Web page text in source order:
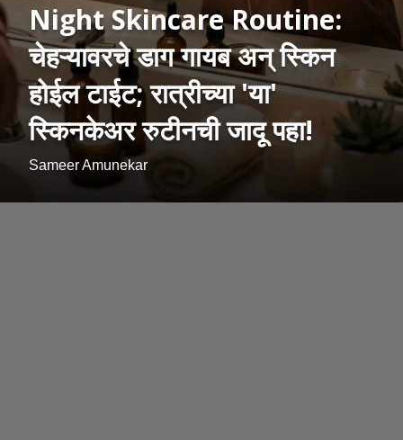
Night Skincare Routine:
चेहऱ्यावरचे डाग गायब अन् स्किन
होईल टाईट; रात्रीच्या 'या'
स्किनकेअर रुटीनची जादू पहा!
Sameer Amunekar